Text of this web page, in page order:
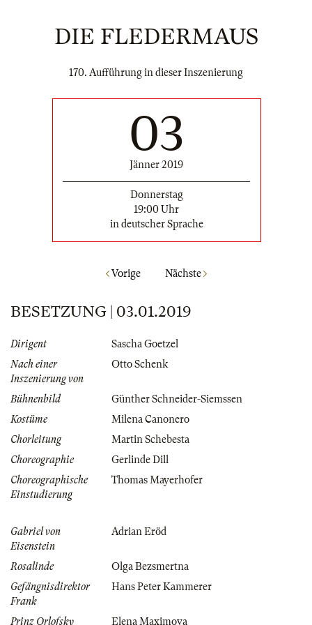
DIE FLEDERMAUS
170. Aufführung in dieser Inszenierung
03
Jänner 2019
Donnerstag
19:00 Uhr
in deutscher Sprache
Vorige Nächste
BESETZUNG | 03.01.2019
Dirigent
Sascha Goetzel
Nach einer
Inszenierung von
Otto Schenk
Bühnenbild
Günther Schneider-Siemssen
Kostüme
Milena Canonero
Chorleitung
Martin Schebesta
Choreographie
Gerlinde Dill
Choreographische
Einstudierung
Thomas Mayerhofer
Gabriel von
Eisenstein
Adrian Eröd
Rosalinde
Olga Bezsmertna
Gefängnisdirektor
Frank
Hans Peter Kammerer
Prinz Orlofsky Elena Maximova